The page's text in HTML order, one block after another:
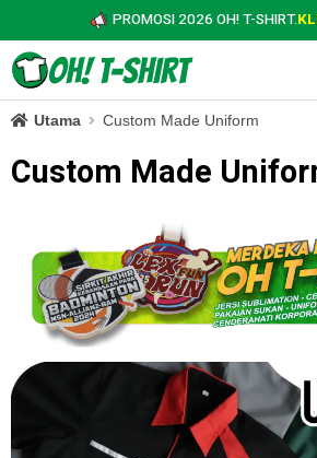
PROMOSI 2026 OH! T-SHIRT.
Utama Custom Made Uniform
Custom Made